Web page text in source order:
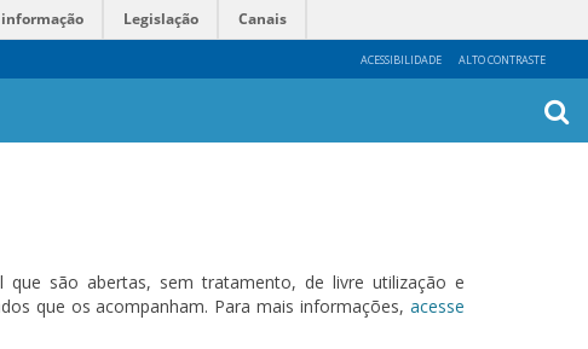
ACESSIBILIDADE ALTO CONTRASTE
informação Legislação Canais
que são abertas, sem tratamento, de livre utilização e
que os acompanham. Para mais informações, acesse